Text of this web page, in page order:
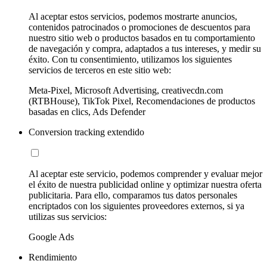
Al aceptar estos servicios, podemos mostrarte anuncios,
contenidos patrocinados o promociones de descuentos para
nuestro sitio web o productos basados en tu comportamiento
de navegación y compra, adaptados a tus intereses, y medir su
éxito. Con tu consentimiento, utilizamos los siguientes
servicios de terceros en este sitio web:
Meta-Pixel, Microsoft Advertising, creativecdn.com
(RTBHouse), TikTok Pixel, Recomendaciones de productos
basadas en clics, Ads Defender
Conversion tracking extendido
Al aceptar este servicio, podemos comprender y evaluar mejor
el éxito de nuestra publicidad online y optimizar nuestra oferta
publicitaria. Para ello, comparamos tus datos personales
encriptados con los siguientes proveedores externos, si ya
utilizas sus servicios:
Google Ads
Rendimiento